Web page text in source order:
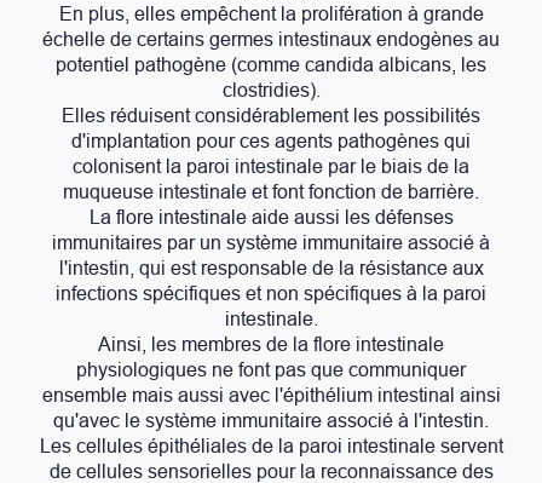
En plus, elles empêchent la prolifération à grande
échelle de certains germes intestinaux endogènes au
potentiel pathogène (comme candida albicans, les
clostridies).
Elles réduisent considérablement les possibilités
d'implantation pour ces agents pathogènes qui
colonisent la paroi intestinale par le biais de la
muqueuse intestinale et font fonction de barrière.
La flore intestinale aide aussi les défenses
immunitaires par un système immunitaire associé à
l'intestin, qui est responsable de la résistance aux
infections spécifiques et non spécifiques à la paroi
intestinale.
Ainsi, les membres de la flore intestinale
physiologiques ne font pas que communiquer
ensemble mais aussi avec l'épithélium intestinal ainsi
qu'avec le système immunitaire associé à l'intestin.
Les cellules épithéliales de la paroi intestinale servent
de cellules sensorielles pour la reconnaissance des